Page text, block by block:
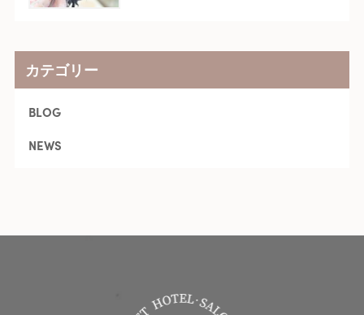
カテゴリー
BLOG
NEWS